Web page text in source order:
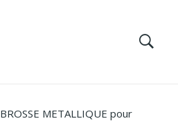
BROSSE METALLIQUE pour